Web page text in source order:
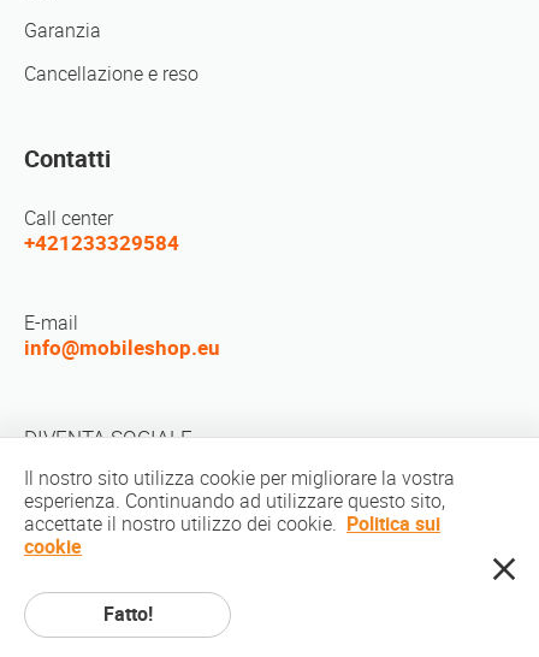
Garanzia
Cancellazione e reso
Contatti
Call center
+421233329584
E-mail
info@mobileshop.eu
DIVENTA SOCIALE
Diritto d'autore © 2010-2026 MobileShop.eu. Tutti i diritti riservati. Tutte le
immagini dei prodotti sul sito sono di proprietà di Mobileshop.eu | Web
Il nostro sito utilizza cookie per migliorare la vostra
esperienza. Continuando ad utilizzare questo sito,
accettate il nostro utilizzo dei cookie. Politica sui
cookie
Fatto!